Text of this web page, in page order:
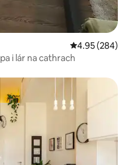
Meánrátáil
4.95 (284)
i lár na cathrach